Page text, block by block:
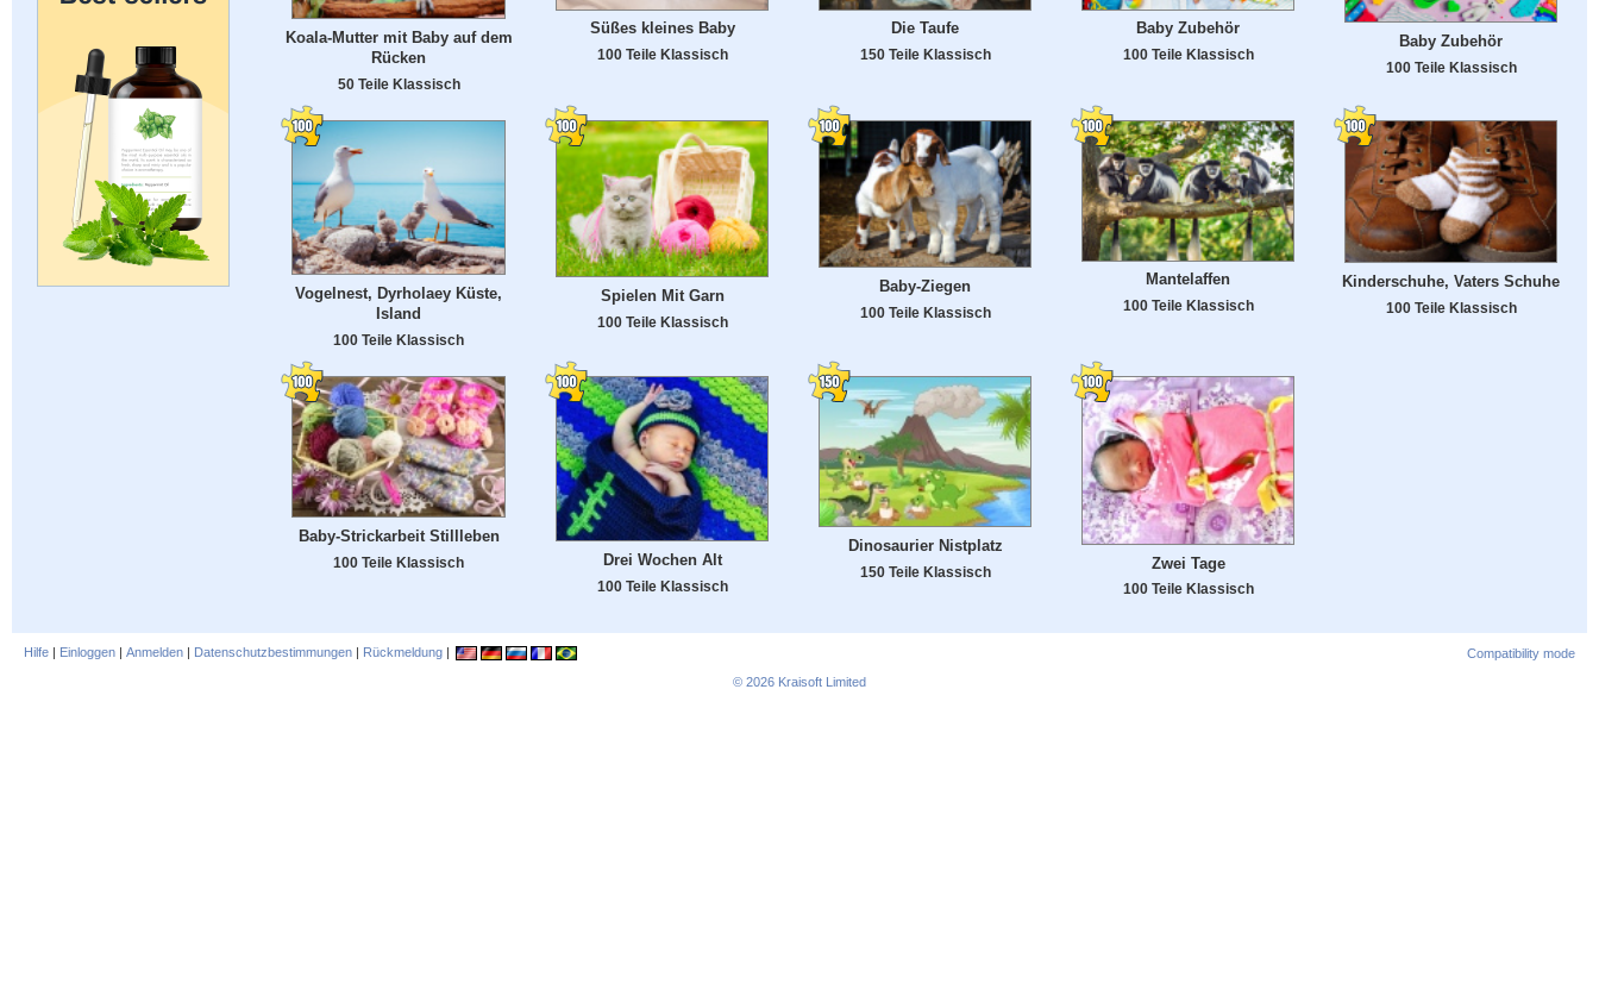
Koala-Mutter mit Baby auf dem
Rücken
50 Teile Klassisch
Süßes kleines Baby
100 Teile Klassisch
Die Taufe
150 Teile Klassisch
Baby Zubehör
100 Teile Klassisch
Baby Zubehör
100 Teile Klassisch
Vogelnest, Dyrholaey Küste,
Island
100 Teile Klassisch
Spielen Mit Garn
100 Teile Klassisch
Baby-Ziegen
100 Teile Klassisch
Mantelaffen
100 Teile Klassisch
Kinderschuhe, Vaters Schuhe
100 Teile Klassisch
Baby-Strickarbeit Stillleben
100 Teile Klassisch Drei Wochen Alt
100 Teile Klassisch
Dinosaurier Nistplatz
150 Teile Klassisch Zwei Tage
100 Teile Klassisch
Hilfe | Einloggen | Anmelden | Datenschutzbestimmungen | Rückmeldung |
Compatibility mode
© 2026 Kraisoft Limited